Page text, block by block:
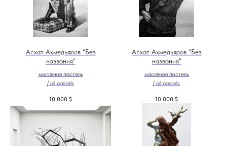
Асхат Ахмедьяров "Без
названия"
масляная пастель
/ oil pastels
10 000 $
Асхат Ахмедьяров "Без
названия"
масляная пастель
/ oil pastels
10 000 $